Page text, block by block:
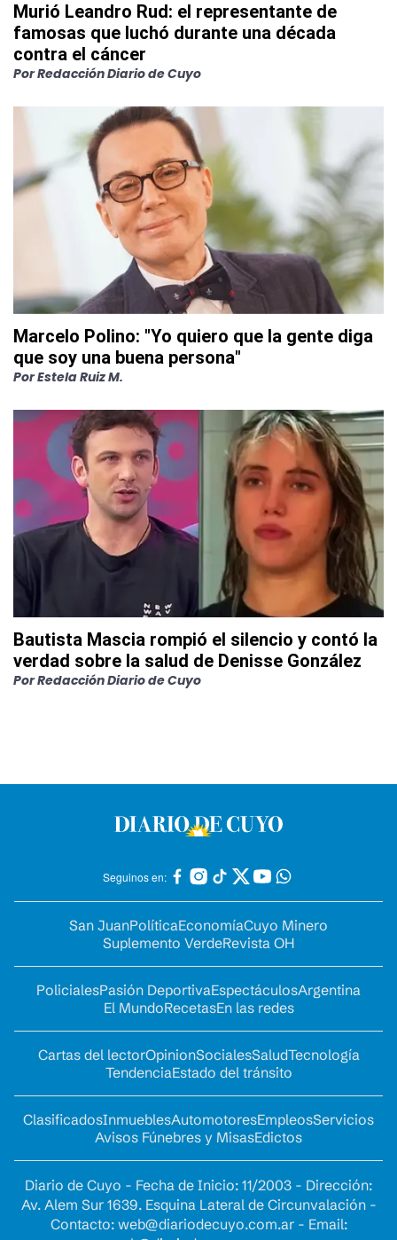
Murió Leandro Rud: el representante de
famosas que luchó durante una década
contra el cáncer
PorRedacción Diario de Cuyo
Marcelo Polino: "Yo quiero que la gente diga
que soy una buena persona"
PorEstela Ruiz M.
Bautista Mascia rompió el silencio y contó la
verdad sobre la salud de Denisse González
PorRedacción Diario de Cuyo
Seguinos en:
San JuanPolíticaEconomíaCuyo Minero
Suplemento VerdeRevista OH
PolicialesPasión DeportivaEspectáculosArgentina
El MundoRecetasEn las redes
Cartas del lectorOpinionSocialesSaludTecnología
TendenciaEstado del tránsito
ClasificadosInmueblesAutomotoresEmpleosServicios
Avisos Fúnebres y MisasEdictos
Diario de Cuyo - Fecha de Inicio: 11/2003 - Dirección:
Av. Alem Sur 1639. Esquina Lateral de Circunvalación -
Contacto: web@diariodecuyo.com.ar- Email: